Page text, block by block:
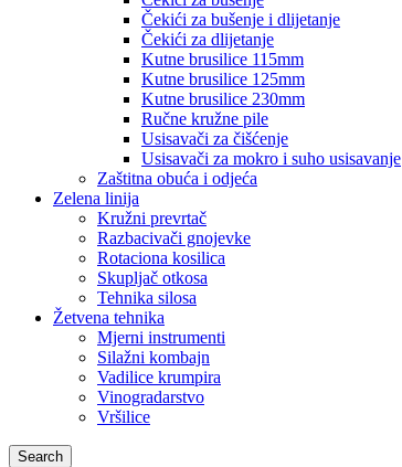
Čekići za bušenje i dlijetanje
Čekići za dlijetanje
Kutne brusilice 115mm
Kutne brusilice 125mm
Kutne brusilice 230mm
Ručne kružne pile
Usisavači za čišćenje
Usisavači za mokro i suho usisavanje
Zaštitna obuća i odjeća
Zelena linija
Kružni prevrtač
Razbacivači gnojevke
Rotaciona kosilica
Skupljač otkosa
Tehnika silosa
Žetvena tehnika
Mjerni instrumenti
Silažni kombajn
Vadilice krumpira
Vinogradarstvo
Vršilice
Search